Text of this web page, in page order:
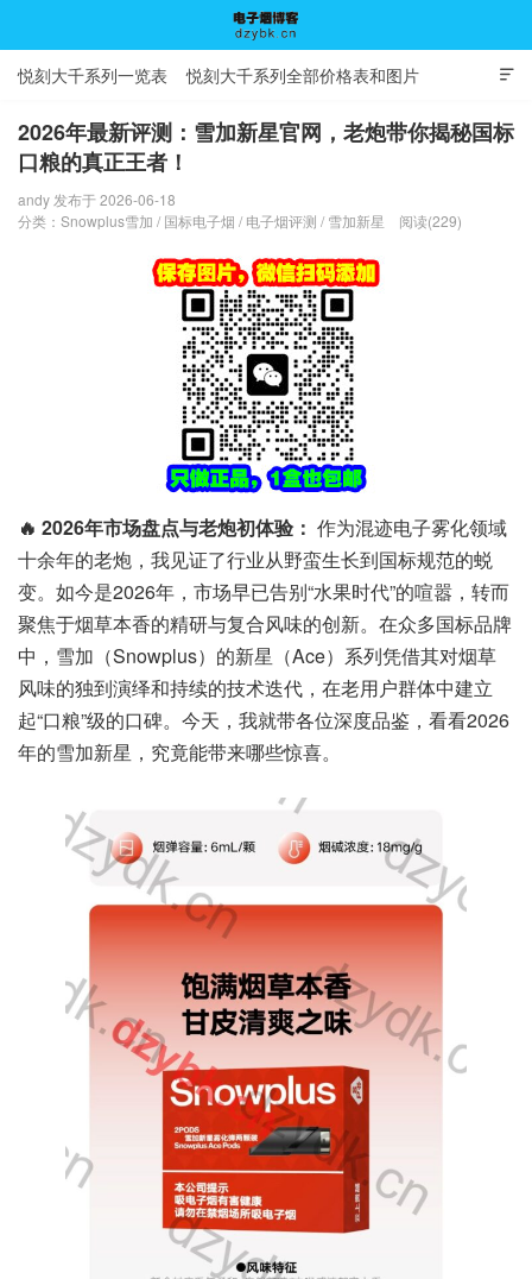

悦刻大千系列一览表 悦刻大千系列全部价格表和图片
2026年最新评测：雪加新星官网，老炮带你揭秘国标
口粮的真正王者！
andy 发布于 2026-06-18
分类： Snowplus雪加 / 国标电子烟 / 电子烟评测 / 雪加新星 阅读(229)
🔥 2026年市场盘点与老炮初体验： 作为混迹电子雾化领域
十余年的老炮，我见证了行业从野蛮生长到国标规范的蜕
变。如今是2026年，市场早已告别“水果时代”的喧嚣，转而
聚焦于烟草本香的精研与复合风味的创新。在众多国标品牌
中，雪加（Snowplus）的新星（Ace）系列凭借其对烟草
风味的独到演绎和持续的技术迭代，在老用户群体中建立
起“口粮”级的口碑。今天，我就带各位深度品鉴，看看2026
年的雪加新星，究竟能带来哪些惊喜。